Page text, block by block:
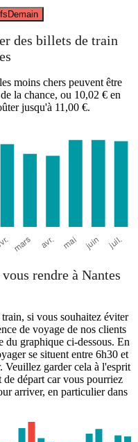
Demain
des billets de train
moins chers peuvent être
la chance, ou 10,02 € en
jusqu'à 11,00 €.
rendre à Nantes
si vous souhaitez éviter
de voyage de nos clients
du graphique ci-dessous. En
se situent entre 6h30 et
Veuillez garder cela à l'esprit
départ car vous pourriez
arriver, en particulier dans